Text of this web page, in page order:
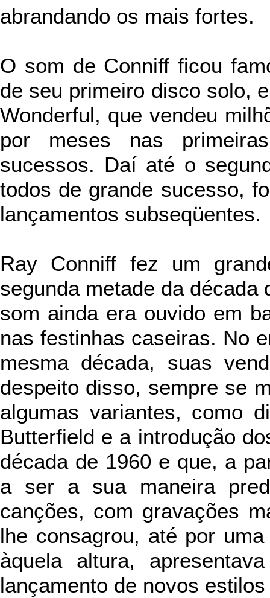
abrandando os mais fortes.
O som de Conniff ficou
de seu primeiro disco solo,
Wonderful, que vendeu
por meses nas
sucessos. Daí até o
todos de grande sucesso,
lançamentos subseqüentes.
Ray Conniff fez um
segunda metade da década
som ainda era ouvido em
nas festinhas caseiras. No
mesma década, suas
despeito disso, sempre se
algumas variantes, como
Butterfield e a introdução
década de 1960 e que, a
a ser a sua maneira
canções, com gravações
lhe consagrou, até por
àquela altura,
lançamento de novos